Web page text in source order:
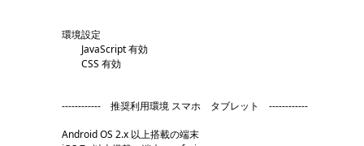
環境設定
JavaScript 有効
CSS 有効
------------ 推奨利用環境 スマホ タブレット ------------
Android OS 2.x 以上搭載の端末